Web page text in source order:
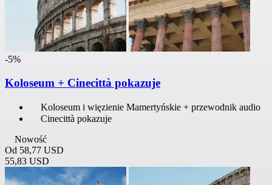
-5%
Koloseum + Cinecittà pokazuje
Koloseum i więzienie Mamertyńskie + przewodnik audio
Cinecittà pokazuje
Nowość
Od 58,77 USD
55,83 USD